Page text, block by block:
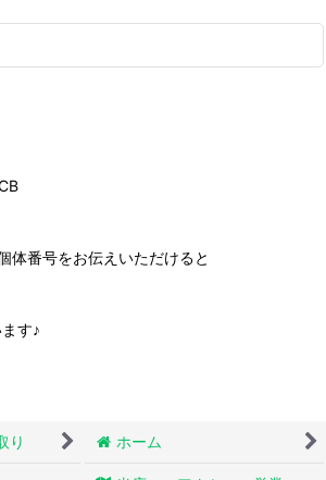
体番号をお伝えいただけると
す♪
り ホーム